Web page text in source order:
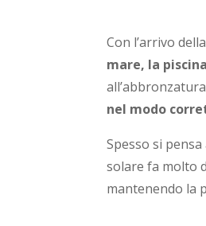
Con l’arrivo della
mare, la piscina
nel modo
Spesso si pensa
solare fa molto
mantenendo la